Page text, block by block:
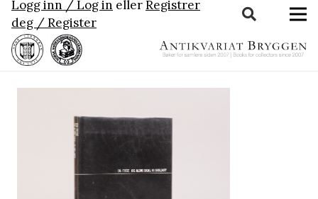
Logg inn / Log in ellerRegistrer
deg / Register